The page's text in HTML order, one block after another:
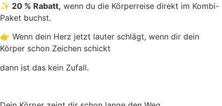
✨ 20 % Rabatt, wenn du die Körperreise direkt im Kombi-
Paket buchst.
👉 Wenn dein Herz jetzt lauter schlägt, wenn dir dein
Körper schon Zeichen schickt
dann ist das kein Zufall.